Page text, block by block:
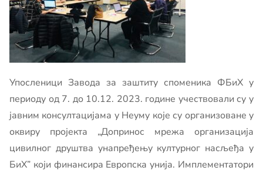
Упосленици Завода за заштиту споменика ФБиХ у
периоду од 7. до 10.12. 2023. године учествовали су у
јавним консултацијама у Неуму које су организоване у
оквиру пројекта „Допринос мрежа организација
цивилног друштва унапређењу културног насљеђа у
БиХ” који финансира Европска унија. Имплементатори